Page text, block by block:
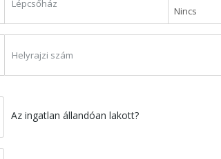
Nincs
Az ingatlan állandóan lakott?